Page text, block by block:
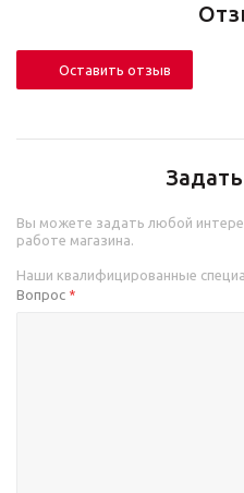
Оставить отзыв
Вы можете задать любой
работе магазина.
Наши квалифицированные
Вопрос *